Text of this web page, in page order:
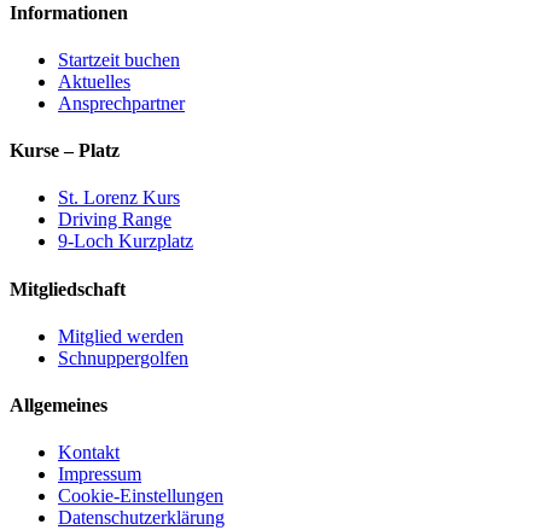
Informationen
Startzeit buchen
Aktuelles
Ansprechpartner
Kurse – Platz
St. Lorenz Kurs
Driving Range
9-Loch Kurzplatz
Mitgliedschaft
Mitglied werden
Schnuppergolfen
Allgemeines
Kontakt
Impressum
Cookie-Einstellungen
Datenschutzerklärung